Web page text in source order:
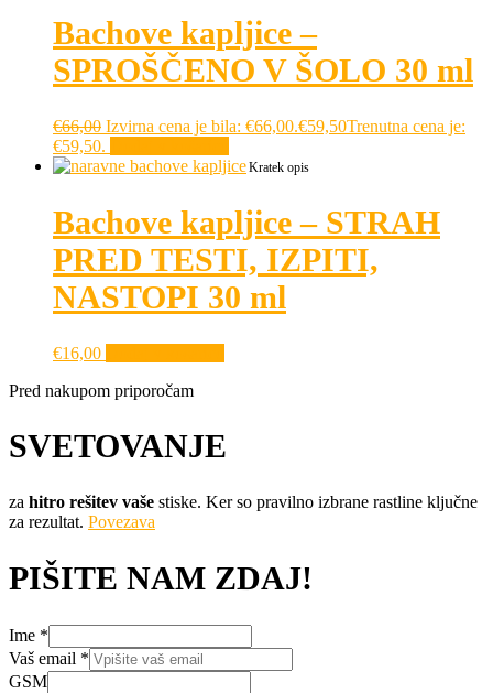
Bachove kapljice –
SPROŠČENO V ŠOLO 30 ml
€66,00 Izvirna cena je bila: €66,00.€59,50Trenutna cena je:
€59,50.
Kratek opis
Bachove kapljice – STRAH
PRED TESTI, IZPITI,
NASTOPI 30 ml
€16,00
Pred nakupom priporočam
SVETOVANJE
za hitro rešitev vaše stiske. Ker so pravilno izbrane rastline ključne
za rezultat. Povezava
PIŠITE NAM ZDAJ!
Ime *
Vaš email *
GSM